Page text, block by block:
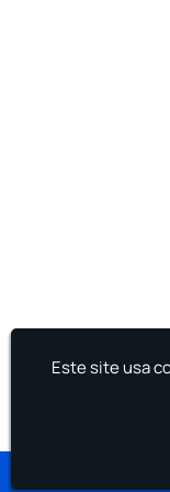
Este site usa